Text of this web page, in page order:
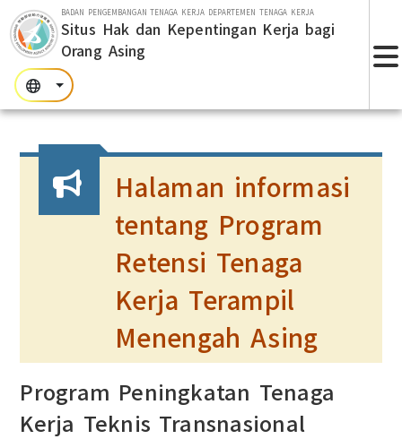
Lompat ke bagian utama
BADAN PENGEMBANGAN TENAGA KERJA DEPARTEMEN TENAGA KERJA
Situs Hak dan Kepentingan Kerja bagi
Orang Asing
:::
:::
Halaman informasi
tentang Program
Retensi Tenaga
Kerja Terampil
Menengah Asing
Program Peningkatan Tenaga
Kerja Teknis Transnasional